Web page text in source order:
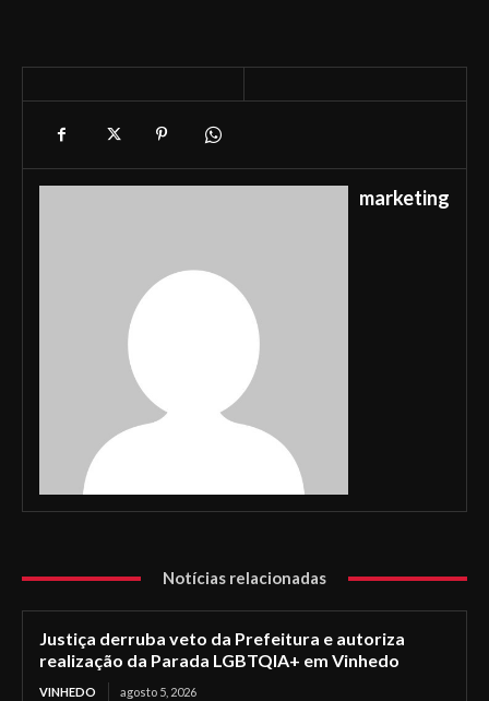
marketing
Notícias relacionadas
Justiça derruba veto da Prefeitura e autoriza
realização da Parada LGBTQIA+ em Vinhedo
VINHEDO agosto 5, 2026